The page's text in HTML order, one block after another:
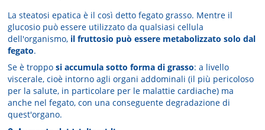
La steatosi epatica è il così detto fegato grasso. Mentre il
glucosio può essere utilizzato da qualsiasi cellula
dell'organismo, il fruttosio può essere metabolizzato solo dal
fegato.
Se è tropposi accumula sotto forma di grasso: a livello
viscerale, cioè intorno agli organi addominali (il più pericoloso
per la salute, in particolare per le malattie cardiache) ma
anche nel fegato, con una conseguente degradazione di
quest'organo.